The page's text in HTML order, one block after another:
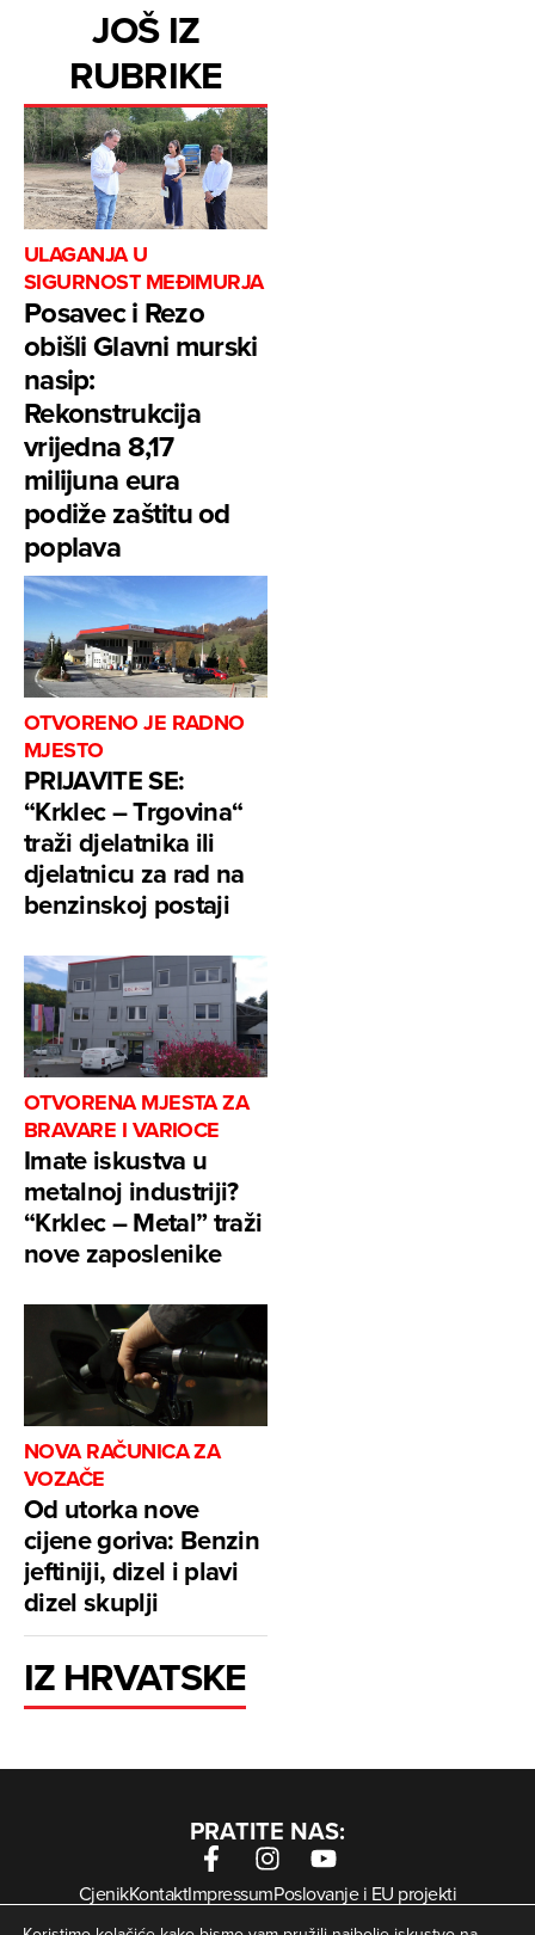
JOŠ IZ
RUBRIKE
ULAGANJA U
SIGURNOST MEĐIMURJA
Posavec i Rezo
obišli Glavni murski
nasip:
Rekonstrukcija
vrijedna 8,17
milijuna eura
podiže zaštitu od
poplava
OTVORENO JE RADNO
MJESTO
PRIJAVITE SE:
“Krklec – Trgovina“
traži djelatnika ili
djelatnicu za rad na
benzinskoj postaji
OTVORENA MJESTA ZA
BRAVARE I VARIOCE
Imate iskustva u
metalnoj industriji?
“Krklec – Metal” traži
nove zaposlenike
NOVA RAČUNICA ZA
VOZAČE
Od utorka nove
cijene goriva: Benzin
jeftiniji, dizel i plavi
dizel skuplji
IZ HRVATSKE
PRATITE NAS:
CjenikKontaktImpressumPoslovanje i EU projekti
Arhiva digitalnih novina
Uvjeti korištenjaZaštita privatnosti